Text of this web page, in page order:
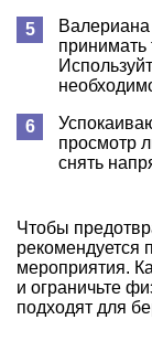
принимать
просмотр
снять
Чтобы
рекомендуется
мероприятия.
и ограничьте
подходят для